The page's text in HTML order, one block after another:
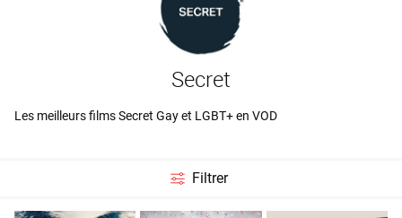
Secret
Les meilleurs films Secret Gay et LGBT+ en VOD
Filtrer